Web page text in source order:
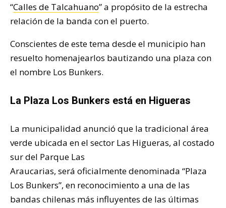
“Calles de Talcahuano” a propósito de la estrecha
relación de la banda con el puerto.
Conscientes de este tema desde el municipio han
resuelto homenajearlos bautizando una plaza con
el nombre Los Bunkers.
La Plaza Los Bunkers está en Higueras
La municipalidad anunció que la tradicional área
verde ubicada en el sector Las Higueras, al costado
sur del Parque Las
Araucarias, será oficialmente denominada “Plaza
Los Bunkers”, en reconocimiento a una de las
bandas chilenas más influyentes de las últimas